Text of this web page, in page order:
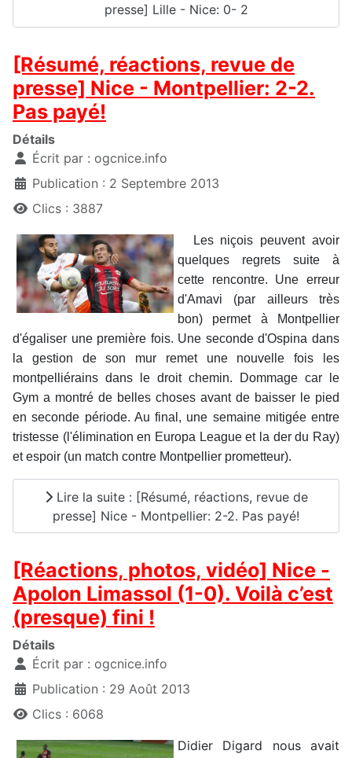
presse] Lille - Nice: 0- 2
[Résumé, réactions, revue de
presse] Nice - Montpellier: 2-2.
Pas payé!
Détails
Écrit par : ogcnice.info
Publication : 2 Septembre 2013
Clics : 3887
Les niçois peuvent avoir
quelques regrets suite à
cette rencontre. Une erreur
d'Amavi (par ailleurs très
bon) permet à Montpellier
d'égaliser une première fois. Une seconde d'Ospina dans
la gestion de son mur remet une nouvelle fois les
montpelliérains dans le droit chemin. Dommage car le
Gym a montré de belles choses avant de baisser le pied
en seconde période. Au final, une semaine mitigée entre
tristesse (l'élimination en Europa League et la der du Ray)
et espoir (un match contre Montpellier prometteur).
Lire la suite : [Résumé, réactions, revue de
presse] Nice - Montpellier: 2-2. Pas payé!
[Réactions, photos, vidéo] Nice -
Apolon Limassol (1-0). Voilà c’est
(presque) fini !
Détails
Écrit par : ogcnice.info
Publication : 29 Août 2013
Clics : 6068
Didier Digard nous avait